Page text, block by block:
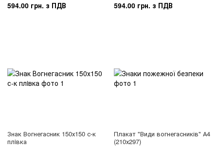
594.00 грн. з ПДВ 594.00 грн. з ПДВ
Знак Вогнегасник 150х150 с-к
плiвка
Плакат "Види вогнегасників" А4
(210х297)